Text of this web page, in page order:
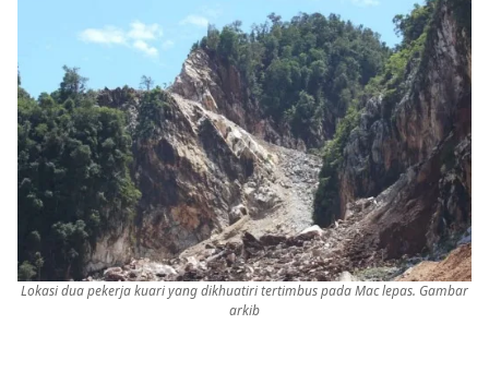
Lokasi dua pekerja kuari yang dikhuatiri tertimbus pada Mac lepas. Gambar
arkib